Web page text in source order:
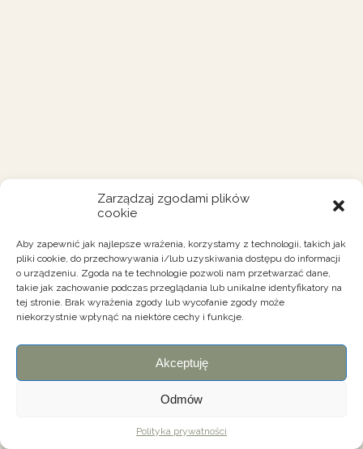
Zarządzaj zgodami plików
cookie
Aby zapewnić jak najlepsze wrażenia, korzystamy z technologii, takich jak
pliki cookie, do przechowywania i/lub uzyskiwania dostępu do informacji
o urządzeniu. Zgoda na te technologie pozwoli nam przetwarzać dane,
takie jak zachowanie podczas przeglądania lub unikalne identyfikatory na
tej stronie. Brak wyrażenia zgody lub wycofanie zgody może
niekorzystnie wpłynąć na niektóre cechy i funkcje.
Akceptuję
Odmów
Polityka prywatności